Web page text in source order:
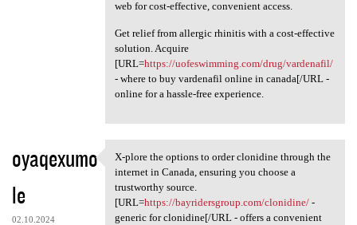
web for cost-effective, convenient access.
Get relief from allergic rhinitis with a cost-effective
solution. Acquire
[URL=https://uofeswimming.com/drug/vardenafil/
- where to buy vardenafil online in canada[/URL -
online for a hassle-free experience.
oyaqexumo
le
02.10.2024
X-plore the options to order
X-plore the options to order clonidine through the
internet in Canada, ensuring you choose a
trustworthy source.
[URL=https://bayridersgroup.com/clonidine/-
generic for clonidine[/URL - offers a convenient